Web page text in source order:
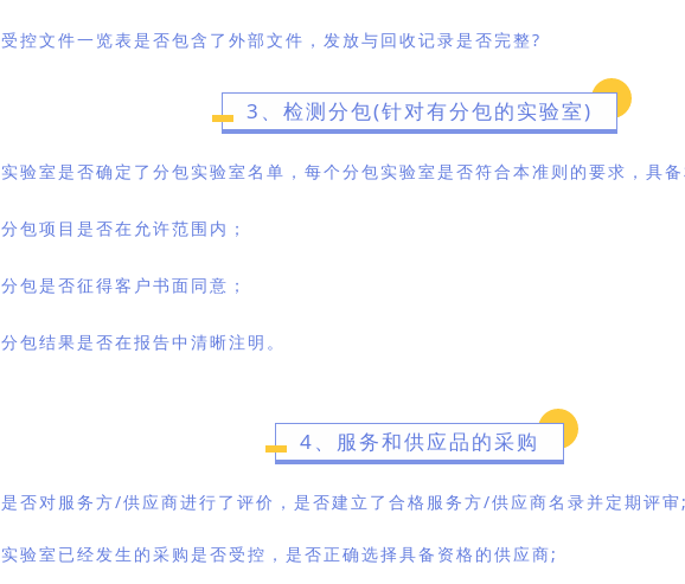
受控文件一览表是否包含了外部文件，发放与回收记录是否完整?
3、检测分包(针对有分包的实验室)
实验室是否确定了分包实验室名单，每个分包实验室是否符合本准则的要求，具
分包项目是否在允许范围内；
分包是否征得客户书面同意；
分包结果是否在报告中清晰注明。
4、服务和供应品的采购
是否对服务方/供应商进行了评价，是否建立了合格服务方/供应商名录并定期评审;
实验室已经发生的采购是否受控，是否正确选择具备资格的供应商;